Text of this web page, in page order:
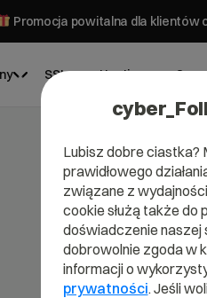
Promocja powitalna dla klientów
SSL Hosting
Lubisz dobre ciastka?
prawidłowego
związane z
cookie służą także do
doświadczenie naszej
dobrowolnie zgoda w
informacji o
prywatności. Jeśli